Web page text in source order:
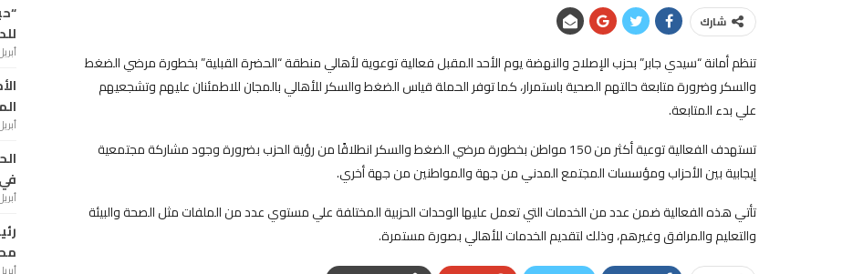
شارك
تنظم أمانة “سيدي جابر” بحزب الإصلاح والنهضة يوم الأحد المقبل فعالية توعوية لأهالي منطقة “الحضرة القبلية” بخطورة مرضي الضغط
والسكر وضرورة متابعة حالتهم الصحية باستمرار، كما توفر الحملة قياس الضغط والسكر للأهالي بالمجان للاطمئنان عليهم وتشجعيهم
علي بدء المتابعة.
تستهدف الفعالية توعية أكثر من 150 مواطن بخطورة مرضي الضغط والسكر انطلاقًا من رؤية الحزب بضرورة وجود مشاركة مجتمعية
إيجابية بين الأحزاب ومؤسسات المجتمع المدني من جهة والمواطنين من جهة أخري.
تأتي هذه الفعالية ضمن عدد من الخدمات التي تعمل عليها الوحدات الحزبية المختلفة علي مستوي عدد من الملفات مثل الصحة والبيئة
والتعليم والمرافق وغيرهم، وذلك لتقديم الخدمات للأهالي بصورة مستمرة.
أبريل 12,
أبريل 10,
أبريل 9,
أبريل 8,